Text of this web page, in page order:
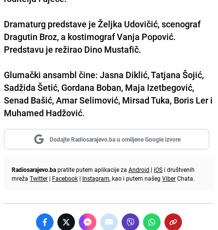
Dramaturg predstave je Željka Udovičić, scenograf
Dragutin Broz, a kostimograf Vanja Popović.
Predstavu je režirao Dino Mustafič.
Glumački ansambl čine: Jasna Diklić, Tatjana Šojić,
Sadžida Šetić, Gordana Boban, Maja Izetbegović,
Senad Bašić, Amar Selimović, Mirsad Tuka, Boris Ler i
Muhamed Hadžović.
Dodajte Radiosarajevo.ba u omiljene Google izvore
Radiosarajevo.bapratite putem aplikacije za Android | iOS i društvenih
mreža Twitter | Facebook | Instagram, kao i putem našeg ViberChata.